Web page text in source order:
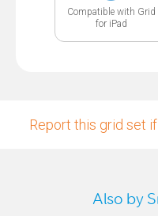
Compatible with Grid
for iPad
Report this grid set
Also by